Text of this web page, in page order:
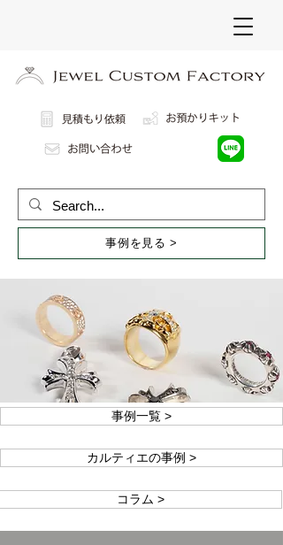
事例を見る >
事例一覧 >
カルティエの事例 >
コラム >